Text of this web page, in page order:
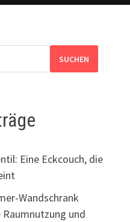
SUCHEN
Eine Eckcouch, die
Wandschrank
und